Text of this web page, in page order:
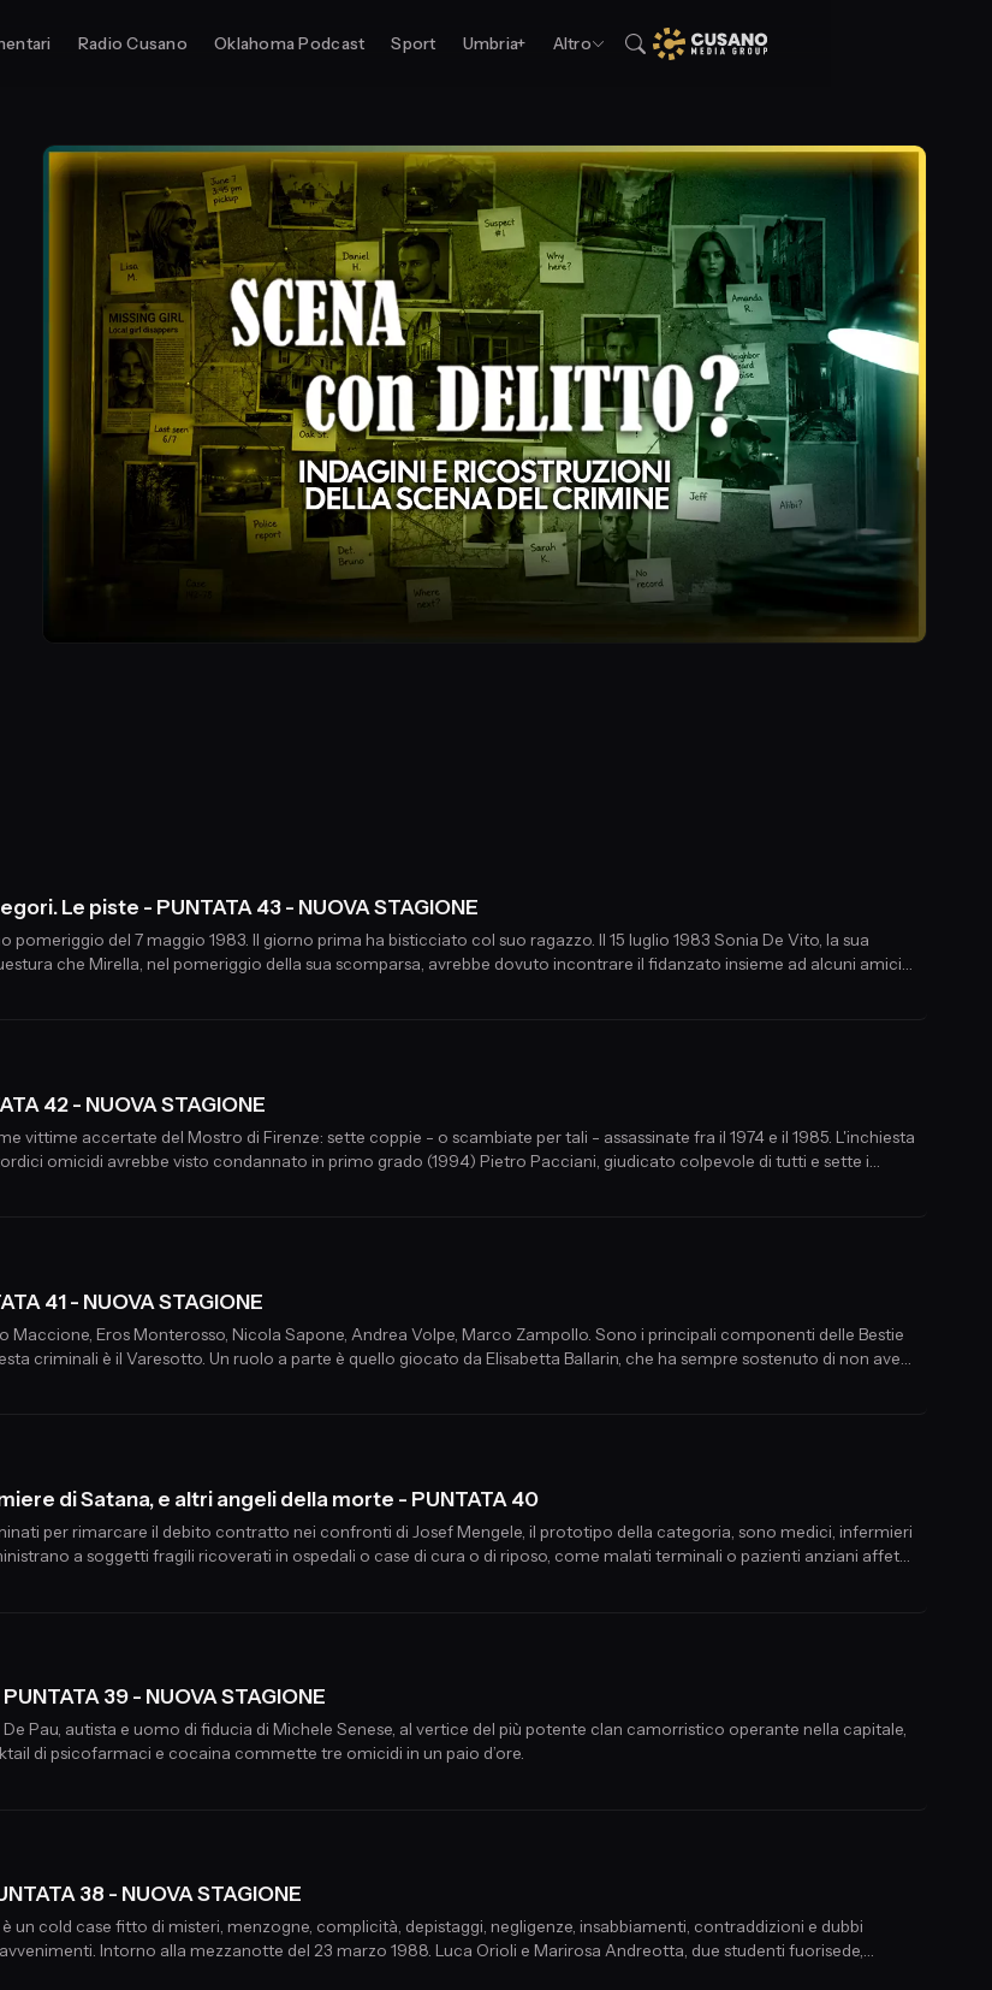
Radio Cusano Oklahoma Podcast Sport Umbria+ Altro
Le piste - PUNTATA 43 - NUOVA STAGIONE
pomeriggio del 7 maggio 1983. Il giorno prima ha bisticciato col suo ragazzo. Il 15 luglio 1983 Sonia De Vito, la sua
che Mirella, nel pomeriggio della sua scomparsa, avrebbe dovuto incontrare il fidanzato insieme ad alcuni amici
e spiritosa, al momento della scomparsa ha 15 anni, gli stessi di Emanuela Orlandi
42 - NUOVA STAGIONE
vittime accertate del Mostro di Firenze: sette coppie - o scambiate per tali - assassinate fra il 1974 e il 1985. L'inchiesta
omicidi avrebbe visto condannato in primo grado (1994) Pietro Pacciani, giudicato colpevole di tutti e sette i
41 - NUOVA STAGIONE
Maccione, Eros Monterosso, Nicola Sapone, Andrea Volpe, Marco Zampollo. Sono i principali componenti delle Bestie
criminali è il Varesotto. Un ruolo a parte è quello giocato da Elisabetta Ballarin, che ha sempre sostenuto di non aver
anzi, di aver saputo della sua esistenza solo qualche mese dopo il suo arresto.
di Satana, e altri angeli della morte - PUNTATA 40
per rimarcare il debito contratto nei confronti di Josef Mengele, il prototipo della categoria, sono medici, infermieri
a soggetti fragili ricoverati in ospedali o case di cura o di riposo, come malati terminali o pazienti anziani affetti
che, in dosi elevate, sono in grado di produrre effetti letali.
39 - NUOVA STAGIONE
De Pau, autista e uomo di fiducia di Michele Senese, al vertice del più potente clan camorristico operante nella capitale,
di psicofarmaci e cocaina commette tre omicidi in un paio d’ore.
38 - NUOVA STAGIONE
un cold case fitto di misteri, menzogne, complicità, depistaggi, negligenze, insabbiamenti, contraddizioni e dubbi
Intorno alla mezzanotte del 23 marzo 1988. Luca Orioli e Marirosa Andreotta, due studenti fuorisede,
ragazza, Antonia Gianotti...